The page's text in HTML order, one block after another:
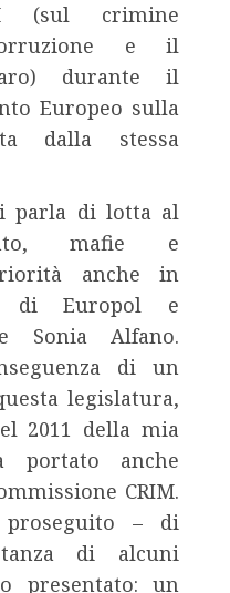
(sul crimine
e il
durante il
Europeo sulla
dalla stessa
parla di lotta al
mafie e
anche in
di Europol e
Sonia Alfano.
di un
legislatura,
2011 della mia
portato anche
CRIM.
– di
di alcuni
presentato: un